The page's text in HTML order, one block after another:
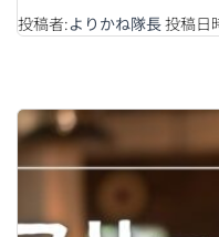
投稿者:よりかね隊長投稿日